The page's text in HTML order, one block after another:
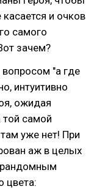
и очков
самого
зачем?
вопросом "а где
интуитивно
ожидая
той самой
уже нет! При
аж в целых
рандомным
цвета: